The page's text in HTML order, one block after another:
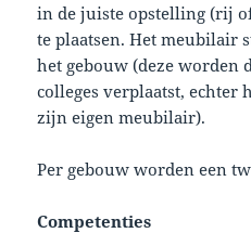
in de juiste opstelling (rij
te plaatsen. Het meubilair
het gebouw (deze worden
colleges verplaatst, echter
zijn eigen meubilair).
Per gebouw worden een
Competenties